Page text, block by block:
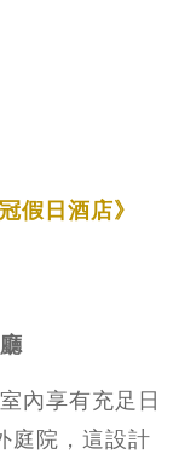
假日酒店》
內享有充足日
庭院，這設計